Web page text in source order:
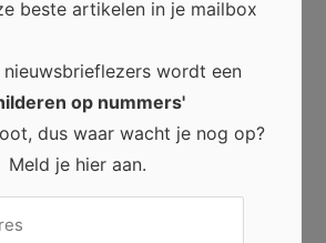
bieden ruimte aan nieuw talent,
breed publiek.
persoonlijke ontmoetingen,
en deskundig advies
kunst op een diepere manier
een galerie bezoekt, ontdekt
beste artikelen in je mailbox
nieuwsbrieflezers wordt een
op nummers'
dus waar wacht je nog op?
Meld je hier aan.